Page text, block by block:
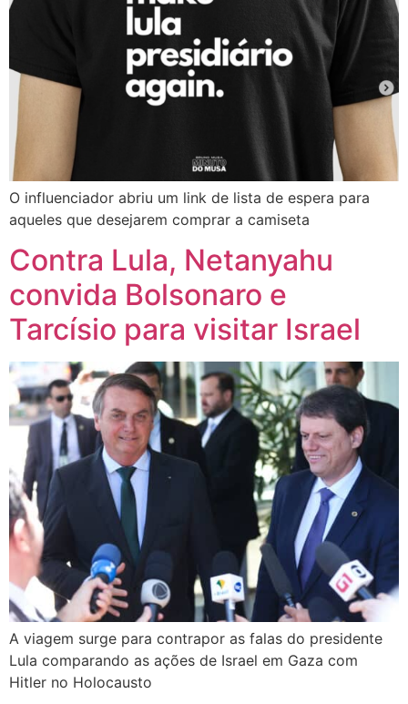
O influenciador abriu um link de lista de espera para
aqueles que desejarem comprar a camiseta
Contra Lula, Netanyahu
convida Bolsonaro e
Tarcísio para visitar Israel
A viagem surge para contrapor as falas do presidente
Lula comparando as ações de Israel em Gaza com
Hitler no Holocausto